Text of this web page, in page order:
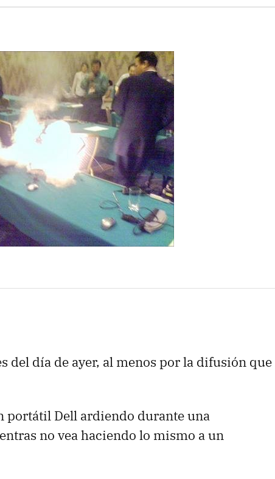
del día de ayer, al menos por la difusión que
portátil Dell ardiendo durante una
no vea haciendo lo mismo a un